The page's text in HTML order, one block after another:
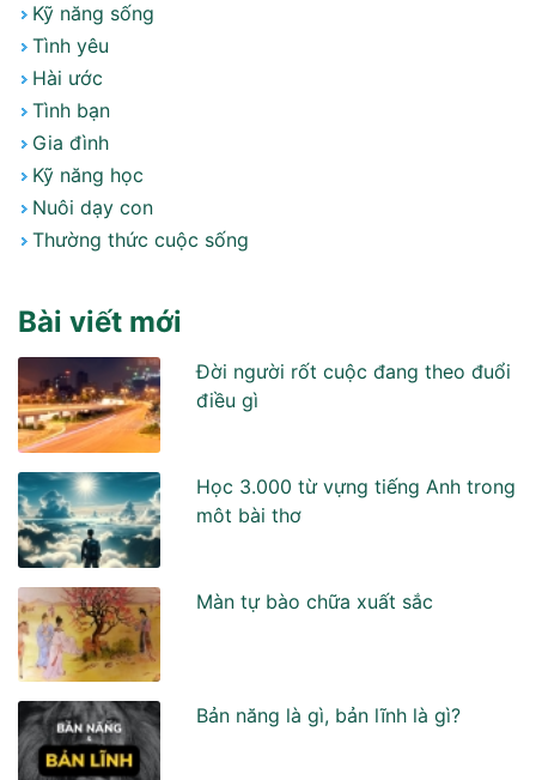
Kỹ năng sống
Tình yêu
Hài ước
Tình bạn
Gia đình
Kỹ năng học
Nuôi dạy con
Thường thức cuộc sống
Bài viết mới
Đời người rốt cuộc đang theo đuổi
điều gì
Học 3.000 từ vựng tiếng Anh trong
môt bài thơ
Màn tự bào chữa xuất sắc
Bản năng là gì, bản lĩnh là gì?